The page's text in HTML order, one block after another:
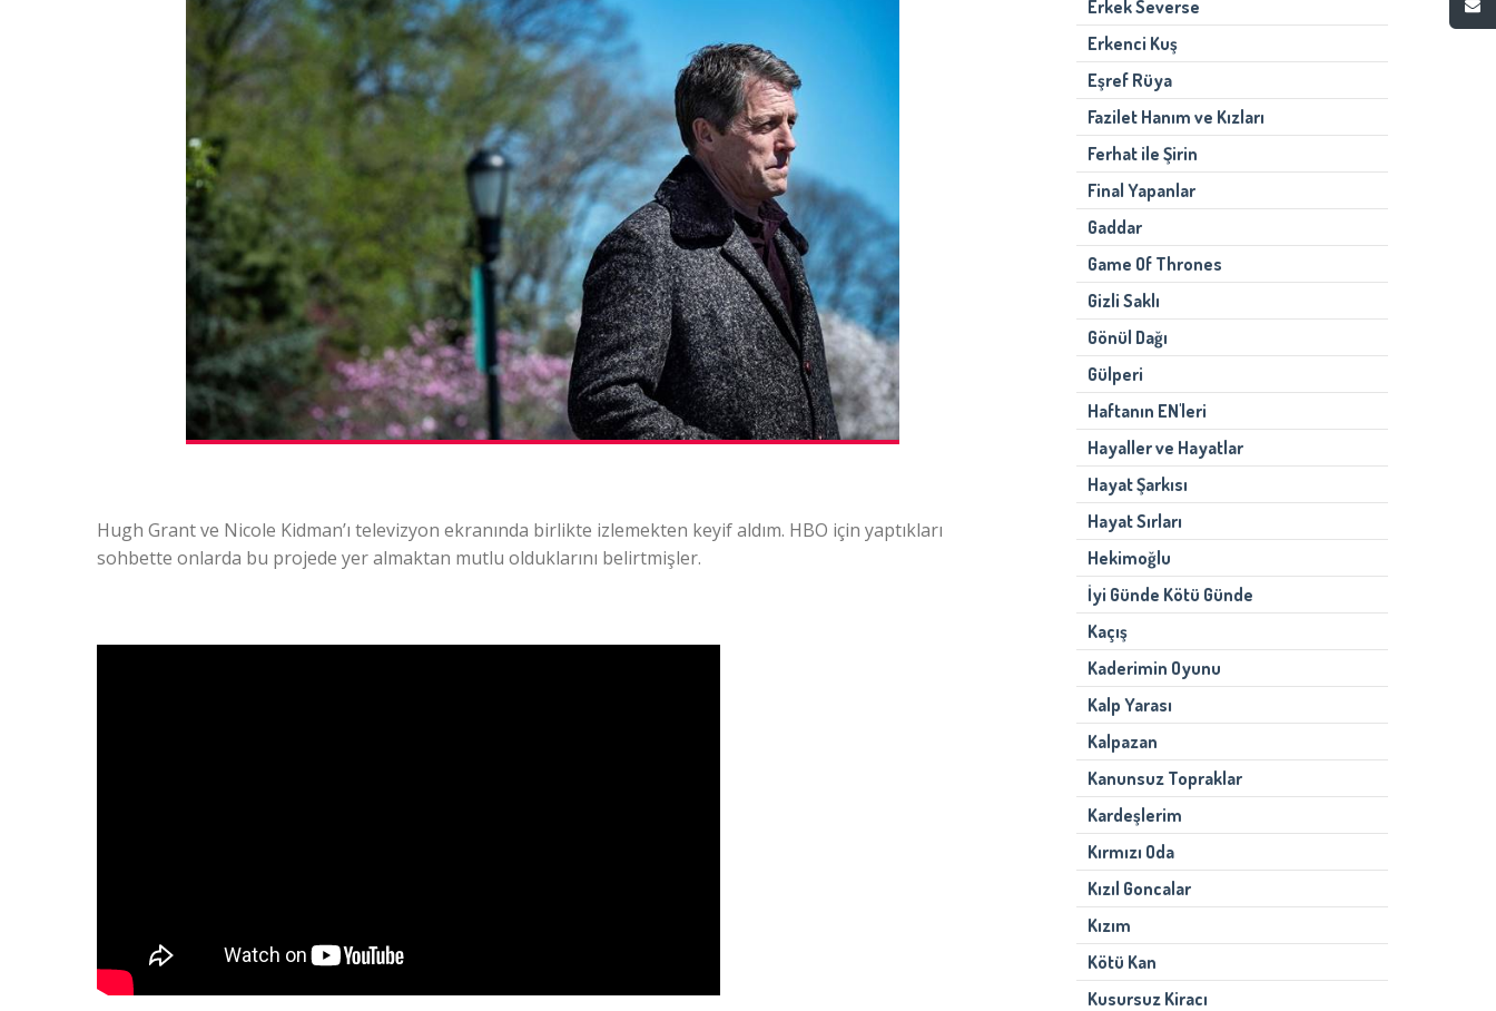
Hugh Grant ve Nicole Kidman’ı televizyon ekranında birlikte izlemekten keyif aldım. HBO için yaptıkları
sohbette onlarda bu projede yer almaktan mutlu olduklarını belirtmişler.
Erkek Severse
Erkenci Kuş
Eşref Rüya
Fazilet Hanım ve Kızları
Ferhat ile Şirin
Final Yapanlar
Gaddar
Game Of Thrones
Gizli Saklı
Gönül Dağı
Gülperi
Haftanın EN'leri
Hayaller ve Hayatlar
Hayat Şarkısı
Hayat Sırları
Hekimoğlu
İyi Günde Kötü Günde
Kaçış
Kaderimin Oyunu
Kalp Yarası
Kalpazan
Kanunsuz Topraklar
Kardeşlerim
Kırmızı Oda
Kızıl Goncalar
Kızım
Kötü Kan
Kusursuz Kiracı